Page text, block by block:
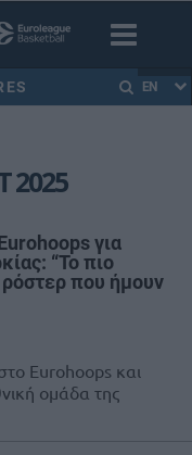
EN
για
“Το πιο
που ήμουν
Eurohoops και
ομάδα της